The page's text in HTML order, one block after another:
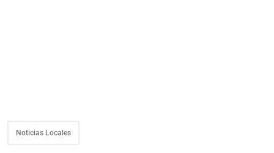
Noticias Locales